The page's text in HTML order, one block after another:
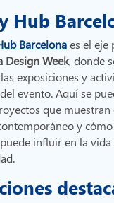
Hub
Barcelona es el eje
Design Week, donde
exposiciones y
evento. Aquí se
que muestran
y
influir en la